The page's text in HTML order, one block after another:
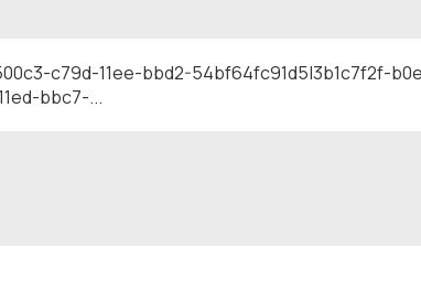
c79d-11ee-bbd2-54bf64fc91d5|3b1c7f2f-
bbc7-...